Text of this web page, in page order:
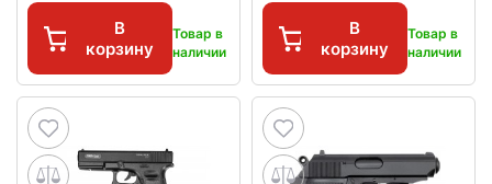
В
корзину
Товар в
наличии
В
корзину
Товар в
наличии